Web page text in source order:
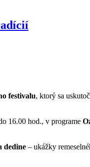
festivalu, ktorý sa
16.00 hod., v programe
dedine – ukážky